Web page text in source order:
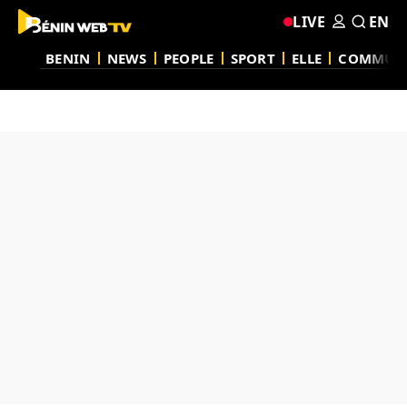
BENIN NEWS PEOPLE SPORT ELLE
LIVE EN